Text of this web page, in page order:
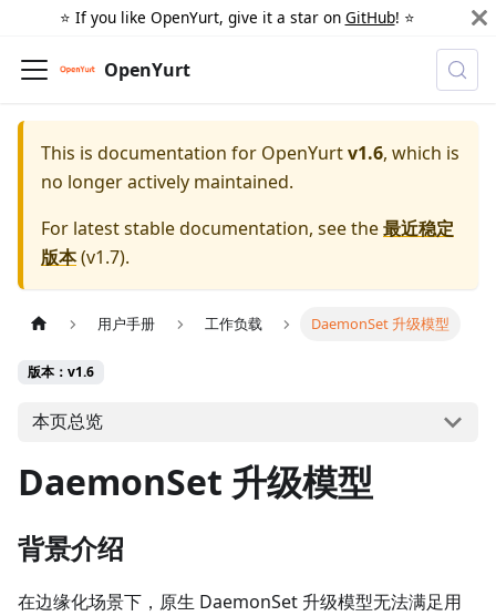
⭐️ If you like OpenYurt, give it a star on GitHub! ⭐️
OpenYurt
This is documentation for OpenYurtv1.6, which is
no longer actively maintained.
For latest stable documentation, see the最近稳定
版本(v1.7).
用户手册 工作负载 DaemonSet 升级模型
版本：v1.6
本页总览
DaemonSet 升级模型
背景介绍
在边缘化场景下，原生 DaemonSet 升级模型无法满足用